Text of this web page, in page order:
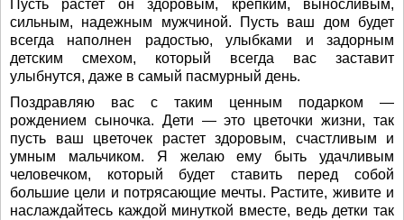
Пусть растет он здоровым, крепким, выносливым,
сильным, надежным мужчиной. Пусть ваш дом будет
всегда наполнен радостью, улыбками и задорным
детским смехом, который всегда вас заставит
улыбнутся, даже в самый пасмурный день.
Поздравляю вас с таким ценным подарком —
рождением сыночка. Дети — это цветочки жизни, так
пусть ваш цветочек растет здоровым, счастливым и
умным мальчиком. Я желаю ему быть удачливым
человечком, который будет ставить перед собой
большие цели и потрясающие мечты. Растите, живите и
наслаждайтесь каждой минуткой вместе, ведь детки так